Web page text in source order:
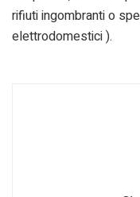
rifiuti ingombranti o
elettrodomestici ).